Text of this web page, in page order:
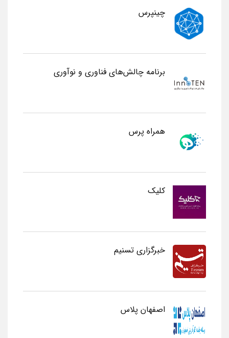
چینپرس
برنامه چالش‌های فناوری و نوآوری
همراه پرس
کلیک
خبرگزاری تسنیم
اصفهان پلاس